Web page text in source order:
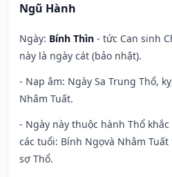
Ngũ Hành
Ngày: Bính Thìn - tức Can sinh
này là ngày cát (bảo nhật).
- Nạp âm: Ngày Sa Trung Thổ,
Nhâm Tuất.
- Ngày này thuộc hành Thổ
các tuổi: Bính Ngọvà Nhâm
sợ Thổ.